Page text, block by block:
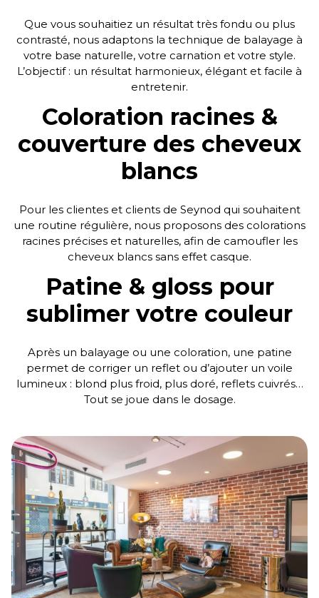
Que vous souhaitiez un résultat très fondu ou plus
contrasté, nous adaptons la technique de balayage à
votre base naturelle, votre carnation et votre style.
L’objectif : un résultat harmonieux, élégant et facile à
entretenir.
Coloration racines &
couverture des cheveux
blancs
Pour les clientes et clients de Seynod qui souhaitent
une routine régulière, nous proposons des colorations
racines précises et naturelles, afin de camoufler les
cheveux blancs sans effet casque.
Patine & gloss pour
sublimer votre couleur
Après un balayage ou une coloration, une patine
permet de corriger un reflet ou d’ajouter un voile
lumineux : blond plus froid, plus doré, reflets cuivrés…
Tout se joue dans le dosage.